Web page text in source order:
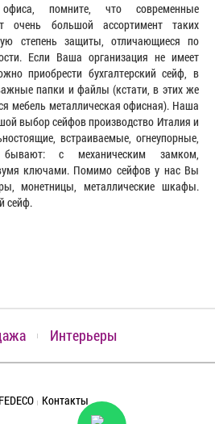
помните, что современные
очень большой ассортимент таких
степень защиты, отличающиеся по
Если Ваша организация не имеет
приобрести бухгалтерский сейф, в
папки и файлы (кстати, в этих же
мебель металлическая офисная). Наша
выбор сейфов производство Италия и
встраиваемые, огнеупорные,
бывают: с механическим замком,
ключами. Помимо сейфов у нас Вы
монетницы, металлические шкафы.
сейф.
Интерьеры
Контакты